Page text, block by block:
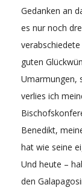
Gedanken an
es nur noch
guten
Umarmungen,
verlies ich
Benedikt,
hat wie seine
Und heute –
den